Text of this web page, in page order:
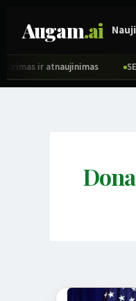
Augam.ai
ir atnaujinimas SEO